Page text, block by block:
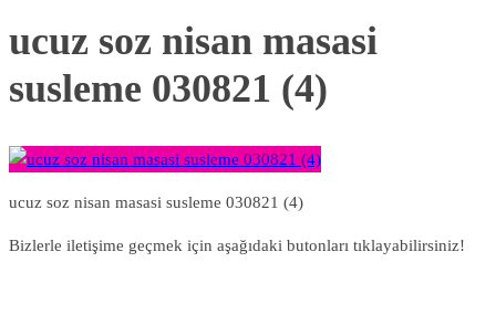
ucuz soz nisan masasi
susleme 030821 (4)
ucuz soz nisan masasi susleme 030821 (4)
Bizlerle iletişime geçmek için aşağıdaki butonları tıklayabilirsiniz!